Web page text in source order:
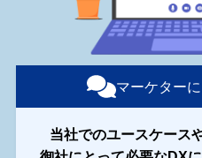
マーケター
当社でのユースケース